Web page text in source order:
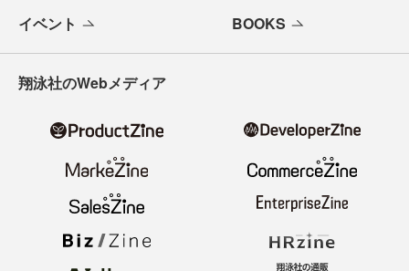
イベント BOOKS
翔泳社のWebメディア